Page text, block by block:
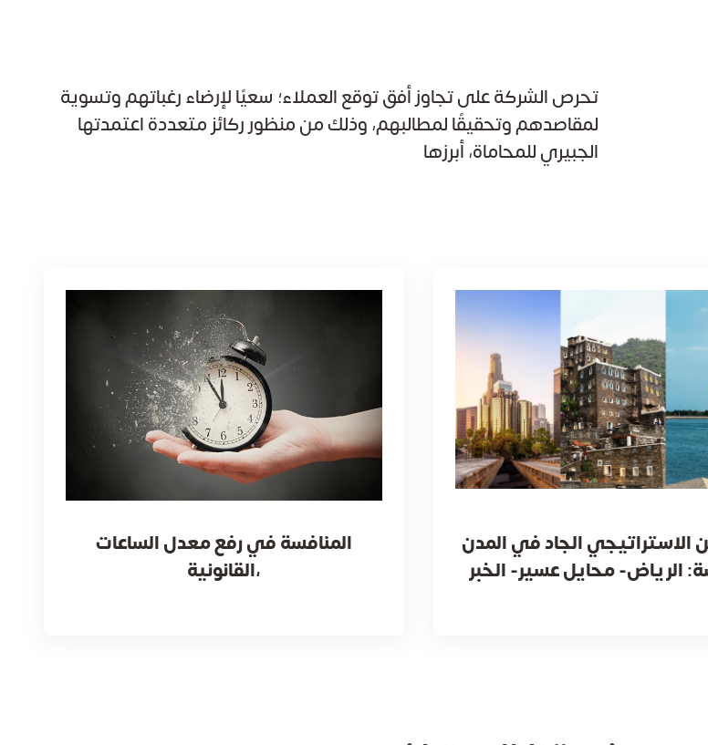
تحرص الشركة على تجاوز أفق توقع العملاء؛ سعيًا لإرضاء رغباتهم وتسوية
لمقاصدهم وتحقيقًا لمطالبهم، وذلك من منظور ركائز متعددة اعتمدتها
الجبيري للمحاماة، أبرزها
الاستراتيجي الجاد في المدن
المنافسة في رفع معدل الساعات
القانونية،
أكرم محمود شريف